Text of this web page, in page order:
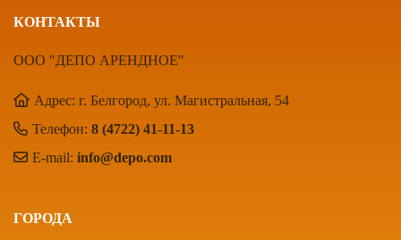
КОНТАКТЫ
ООО "ДЕПО АРЕНДНОЕ"
Адрес: г. Белгород, ул. Магистральная, 54
Телефон: 8 (4722) 41-11-13
E-mail: info@depo.com
ГОРОДА